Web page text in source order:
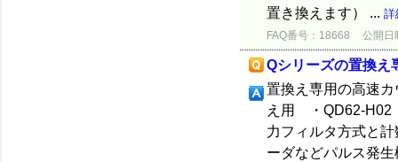
置き換えます） ... 詳
FAQ番号：18668 公開日
Qシリーズの置換え
置換え専用の高速
え用 ・QD62-H02
力フィルタ方式と
ーダなどパルス発